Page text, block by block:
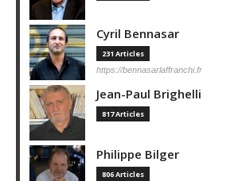
Cyril Bennasar
231 Articles
https://bennasarlaffranchi.fr
Jean-Paul Brighelli
817 Articles
Philippe Bilger
806 Articles